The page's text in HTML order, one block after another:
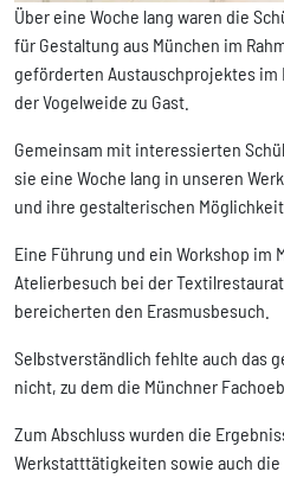
Über eine Woche lang waren die
für Gestaltung aus München im
geförderten Austauschprojektes im
der Vogelweide zu Gast.
Gemeinsam mit interessierten
sie eine Woche lang in unseren
und ihre gestalterischen
Eine Führung und ein Workshop im
Atelierbesuch bei der
bereicherten den Erasmusbesuch.
Selbstverständlich fehlte auch das
nicht, zu dem die Münchner
Zum Abschluss wurden die
Werkstatttätigkeiten sowie auch